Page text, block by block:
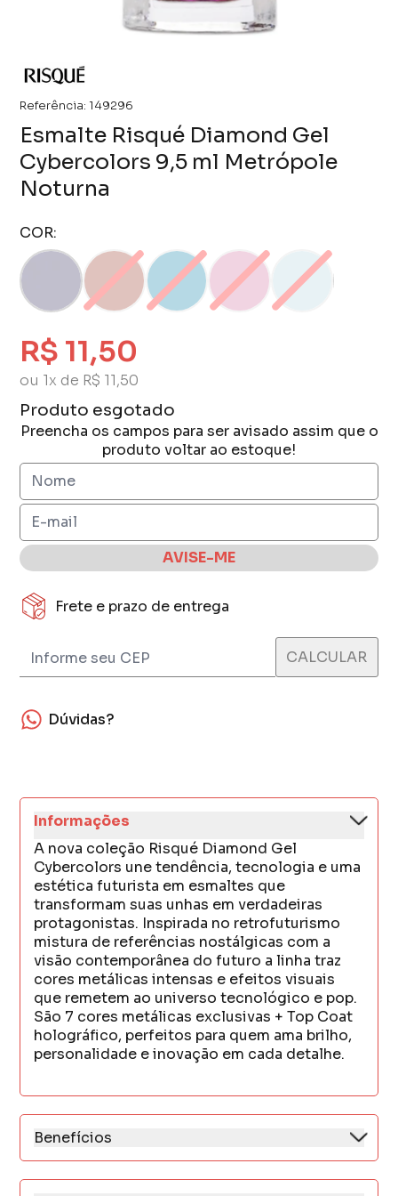
Referência: 149296
Esmalte Risqué Diamond Gel
Cybercolors 9,5 ml Metrópole
Noturna
COR:
R$ 11,50
ou 1x de R$ 11,50
Produto esgotado
Preencha os campos para ser avisado assim que o
produto voltar ao estoque!
AVISE-ME
Frete e prazo de entrega
Dúvidas?
Informações
A nova coleção Risqué Diamond Gel
Cybercolors une tendência, tecnologia e uma
estética futurista em esmaltes que
transformam suas unhas em verdadeiras
protagonistas. Inspirada no retrofuturismo
mistura de referências nostálgicas com a
visão contemporânea do futuro a linha traz
cores metálicas intensas e efeitos visuais
que remetem ao universo tecnológico e pop.
São 7 cores metálicas exclusivas + Top Coat
holográfico, perfeitos para quem ama brilho,
personalidade e inovação em cada detalhe.
Benefícios
* Efeito gel sem cabine
* Alto brilho espelhado